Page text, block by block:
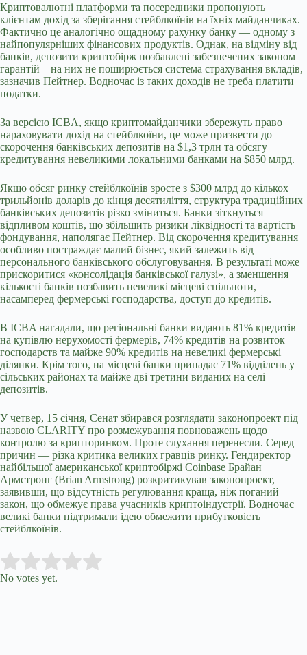
Криптовалютні платформи та посередники пропонують
клієнтам дохід за зберігання стейблкоїнів на їхніх майданчиках.
Фактично це аналогічно ощадному рахунку банку — одному з
найпопулярніших фінансових продуктів. Однак, на відміну від
банків, депозити криптобірж позбавлені забезпечених законом
гарантій – на них не поширюється система страхування вкладів,
зазначив Пейтнер. Водночас із таких доходів не треба платити
податки.
За версією ICBA, якщо криптомайданчики збережуть право
нараховувати дохід на стейблкоїни, це може призвести до
скорочення банківських депозитів на $1,3 трлн та обсягу
кредитування невеликими локальними банками на $850 млрд.
Якщо обсяг ринку стейблкоїнів зросте з $300 млрд до кількох
трильйонів доларів до кінця десятиліття, структура традиційних
банківських депозитів різко зміниться. Банки зіткнуться
відпливом коштів, що збільшить ризики ліквідності та вартість
фондування, наполягає Пейтнер. Від скорочення кредитування
особливо постраждає малий бізнес, який залежить від
персонального банківського обслуговування. В результаті може
прискоритися «консолідація банківської галузі», а зменшення
кількості банків позбавить невеликі місцеві спільноти,
насамперед фермерські господарства, доступ до кредитів.
В ICBA нагадали, що регіональні банки видають 81% кредитів
на купівлю нерухомості фермерів, 74% кредитів на розвиток
господарств та майже 90% кредитів на невеликі фермерські
ділянки. Крім того, на місцеві банки припадає 71% відділень у
сільських районах та майже дві третини виданих на селі
депозитів.
У четвер, 15 січня, Сенат збирався розглядати законопроект під
назвою CLARITY про розмежування повноважень щодо
контролю за крипторинком. Проте слухання перенесли. Серед
причин — різка критика великих гравців ринку. Гендиректор
найбільшої американської криптобіржі Coinbase Брайан
Армстронг (Brian Armstrong) розкритикував законопроект,
заявивши, що відсутність регулювання краща, ніж поганий
закон, що обмежує права учасників криптоіндустрії. Водночас
великі банки підтримали ідею обмежити прибутковість
стейблкоїнів.
Rate this item:
No votes yet.